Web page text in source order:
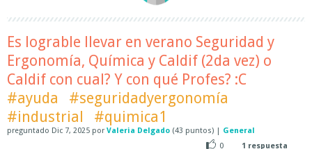
Es lograble llevar en verano Seguridad y
Ergonomía, Química y Caldif (2da vez) o
Caldif con cual? Y con qué Profes? :C
#ayuda
#seguridadyergonomía
#industrial
#quimica1
preguntado Dic 7, 2025 por Valeria Delgado (43 puntos) | General
0
1 respuesta